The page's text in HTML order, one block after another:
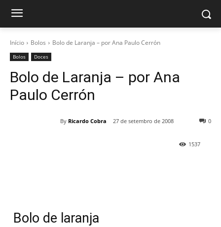
Início Bolos Bolo de Laranja – por Ana Paulo Cerrón
Bolos Doces
Bolo de Laranja – por Ana
Paulo Cerrón
By Ricardo Cobra 27 de setembro de 2008 0
1537
Bolo de laranja